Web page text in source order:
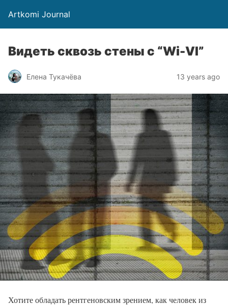
Artkomi Journal
Видеть сквозь стены с “Wi-VI”
Елена Тукачёва 13 years ago
Хотите обладать рентгеновским зрением, как человек из